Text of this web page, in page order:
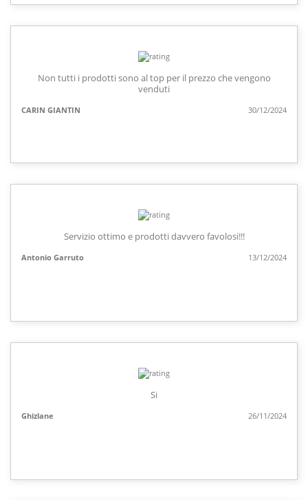
Non tutti i prodotti sono al top per il prezzo che vengono
venduti
CARIN GIANTIN 30/12/2024
Servizio ottimo e prodotti davvero favolosi!!!
Antonio Garruto 13/12/2024
Si
Ghizlane 26/11/2024